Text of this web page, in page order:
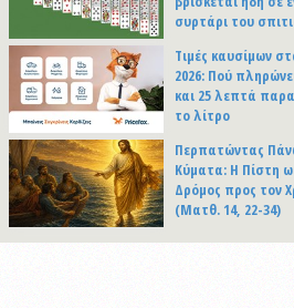
συρτάρι του
Τιμές καυσίμων
2026: Πού
και 25 λεπτά
το λίτρο
Περπατώντας
Κύματα: Η Πίστη
Δρόμος προς τον
(Ματθ. 14, 22-34)